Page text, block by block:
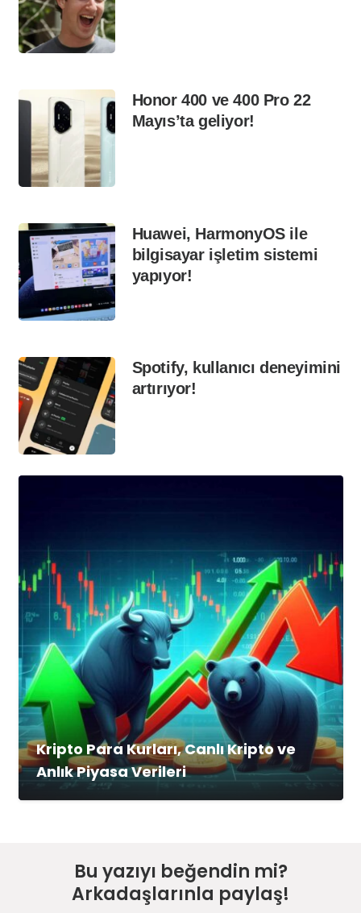
Honor 400 ve 400 Pro 22
Mayıs’ta geliyor!
Huawei, HarmonyOS ile
bilgisayar işletim sistemi
yapıyor!
Spotify, kullanıcı deneyimini
artırıyor!
Kripto Para Kurları, Canlı Kripto ve
Anlık Piyasa Verileri
Bu yazıyı beğendin mi?
Arkadaşlarınla paylaş!